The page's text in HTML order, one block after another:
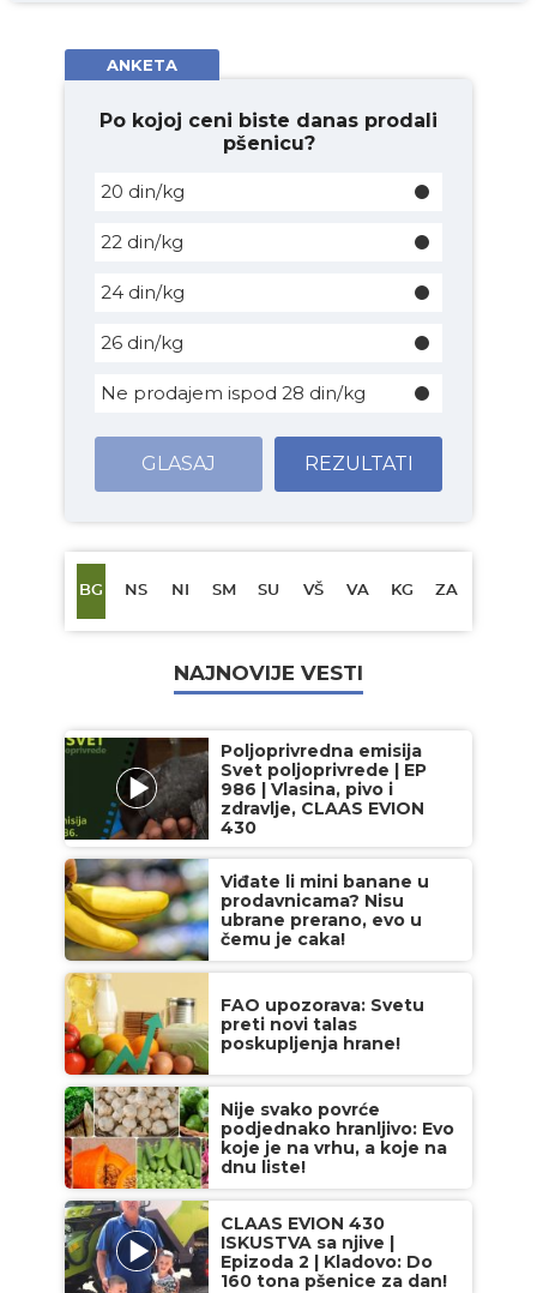
ANKETA
Po kojoj ceni biste danas prodali
pšenicu?
20 din/kg
22 din/kg
24 din/kg
26 din/kg
Ne prodajem ispod 28 din/kg
GLASAJ REZULTATI
BG NS NI SM SU VŠ VA KG ZA
NAJNOVIJE VESTI
Poljoprivredna emisija
Svet poljoprivrede | EP
986 | Vlasina, pivo i
zdravlje, CLAAS EVION
430
Viđate li mini banane u
prodavnicama? Nisu
ubrane prerano, evo u
čemu je caka!
FAO upozorava: Svetu
preti novi talas
poskupljenja hrane!
Nije svako povrće
podjednako hranljivo: Evo
koje je na vrhu, a koje na
dnu liste!
CLAAS EVION 430
ISKUSTVA sa njive |
Epizoda 2 | Kladovo: Do
160 tona pšenice za dan!